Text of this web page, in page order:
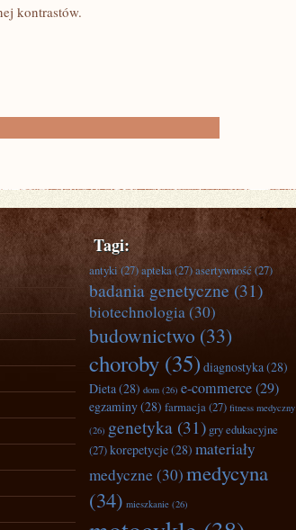
kontrastów.
Tagi:
antyki(27)apteka(27)asertywność(27)
badania genetyczne(31)
biotechnologia(30)
budownictwo (33)
choroby (35) diagnostyka(28)
Dieta(28) dom (26) e-commerce(29)
egzaminy(28) farmacja(27) fitness medyczny
(26) genetyka (31) gry edukacyjne
(27)korepetycje(28) materiały
medyczne (30)medycyna
(34) mieszkanie (26)